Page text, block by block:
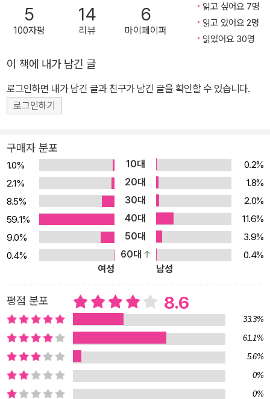
5
100자평
14
리뷰
6
마이페이퍼
읽고 싶어요 7명
읽고 있어요 2명
읽었어요 30명
이 책에 내가 남긴 글
로그인하면 내가 남긴 글과 친구가 남긴 글을 확인할 수 있습니다.
로그인하기
구매자 분포
1.0% 10대
0.2%
2.1%
20대
1.8%
8.5%
30대
2.0%
59.1%
40대
11.6%
9.0%
50대
3.9%
0.4%
60대
0.4%
여성
남성
평점 분포 8.6
33.3%
61.1%
5.6%
0%
0%